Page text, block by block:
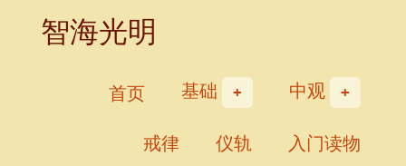
智海光明
首页 基础
中观
戒律
仪轨
入门读物